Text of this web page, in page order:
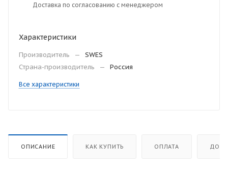
Доставка по согласованию с менеджером
Характеристики
Производитель —
SWES
Страна-производитель
— Россия
Все характеристики
ОПИСАНИЕ КАК КУПИТЬ ОПЛАТА